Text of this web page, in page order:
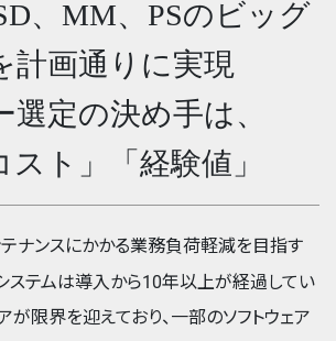
、MM、PSのビッグ
計画通りに実現
定の決め手は、
スト」「経験値」
ナンスにかかる業務負荷軽減を目指す
ステムは導入から10年以上が経過してい
が限界を迎えており、一部のソフトウェア